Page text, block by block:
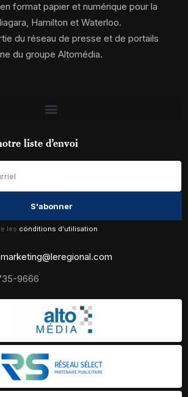
format papier et numérique pour la
Hamilton et Waterloo.
du réseau de presse et de portails
du groupe Altomédia.
liste d’envoi
les conditions d'utilisation
marketing@leregional.com
9666